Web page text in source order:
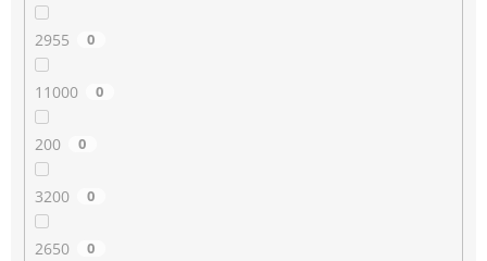
2955 0
11000 0
200 0
3200 0
2650 0